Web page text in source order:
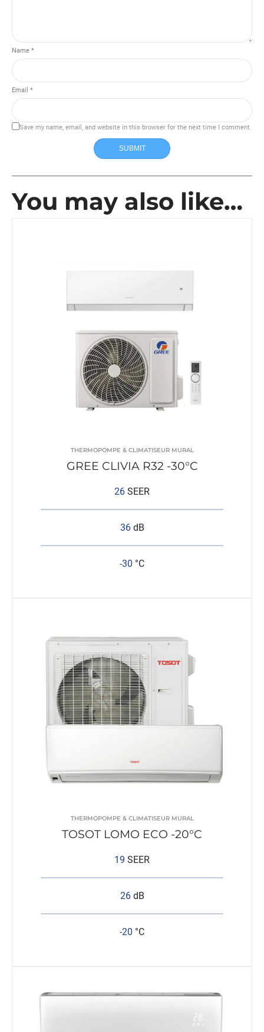
Name *
Email *
Save my name, email, and website in this browser for the next time I comment.
SUBMIT
You may also like…
THERMOPOMPE & CLIMATISEUR MURAL
GREE CLIVIA R32 -30°C
26 SEER
36 dB
-30 °C
THERMOPOMPE & CLIMATISEUR MURAL
TOSOT LOMO ECO -20°C
19 SEER
26 dB
-20 °C